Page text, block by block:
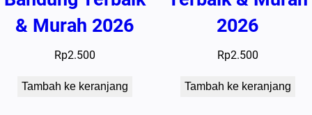
& Murah 2026
Rp2.500
Tambah ke keranjang
2026
Rp2.500
Tambah ke keranjang